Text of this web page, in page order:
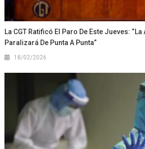
La CGT Ratificó El Paro De Este Jueves:
Paralizará De Punta A Punta”
18/02/2026